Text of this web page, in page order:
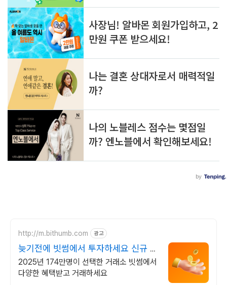
http://m.bithumb.com 광고
늦기전에 빗썸에서 투자하세요 신규 가
입 시 5만원 혜택
2025년 174만명이 선택한 거래소 빗썸에서
다양한 혜택받고 거래하세요